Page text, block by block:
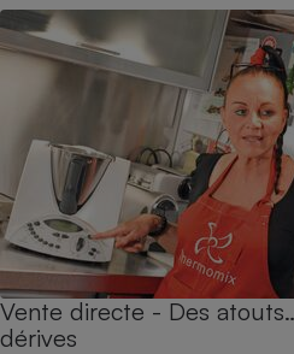
Vente directe - Des
dérives